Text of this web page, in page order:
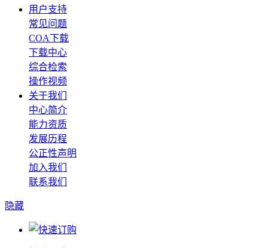
用户支持
常见问题
COA下载
下载中心
综合检索
操作视频
关于我们
中心简介
能力资质
发展历程
公正性声明
加入我们
联系我们
隐藏